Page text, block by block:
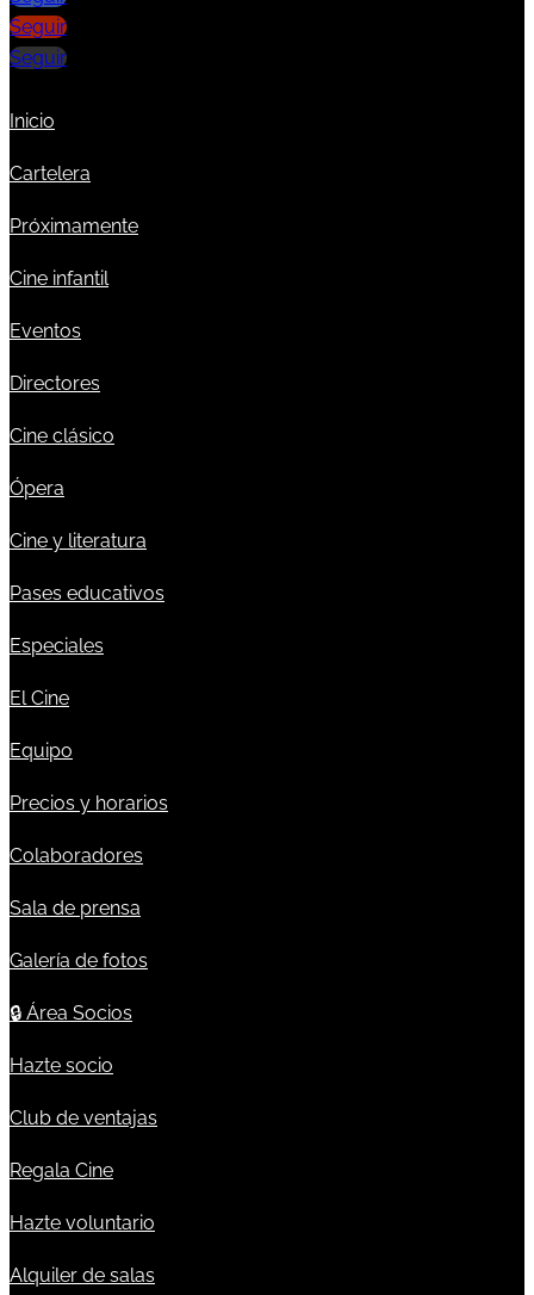
Seguir
Seguir
Inicio
Cartelera
Próximamente
Cine infantil
Eventos
Directores
Cine clásico
Ópera
Cine y literatura
Pases educativos
Especiales
El Cine
Equipo
Precios y horarios
Colaboradores
Sala de prensa
Galería de fotos
🔒 Área Socios
Hazte socio
Club de ventajas
Regala Cine
Hazte voluntario
Alquiler de salas